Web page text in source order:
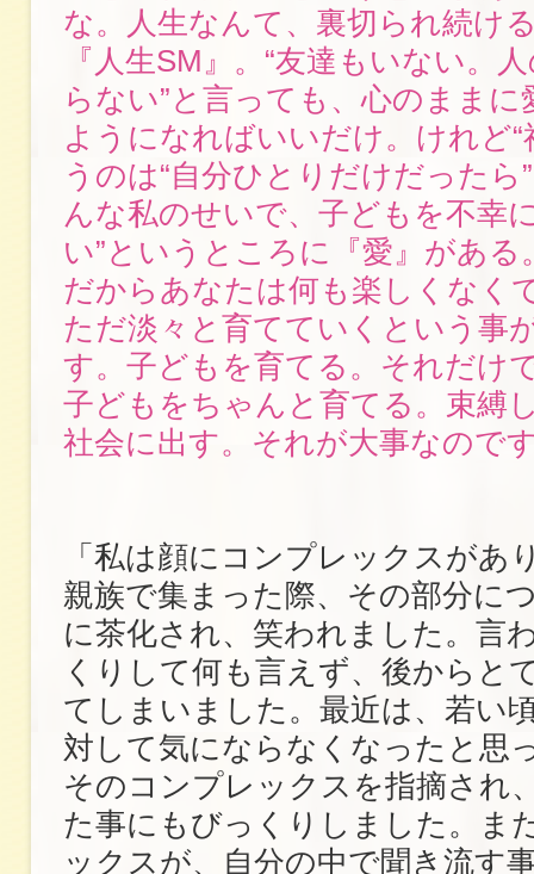
な。人生なんて、裏切られ続け
『人生SM』。“友達もいない。
らない”と言っても、心のまま
ようになればいいだけ。けれど“
うのは“自分ひとりだけだったら
んな私のせいで、子どもを不幸
い”というところに『愛』がある
だからあなたは何も楽しくなく
ただ淡々と育てていくという事
す。子どもを育てる。それだけ
子どもをちゃんと育てる。束縛
社会に出す。それが大事なので
「私は顔にコンプレックスがあ
親族で集まった際、その部分に
に茶化され、笑われました。言
くりして何も言えず、後からと
てしまいました。最近は、若い
対して気にならなくなったと思
そのコンプレックスを指摘され
た事にもびっくりしました。ま
ックスが、自分の中で聞き流す